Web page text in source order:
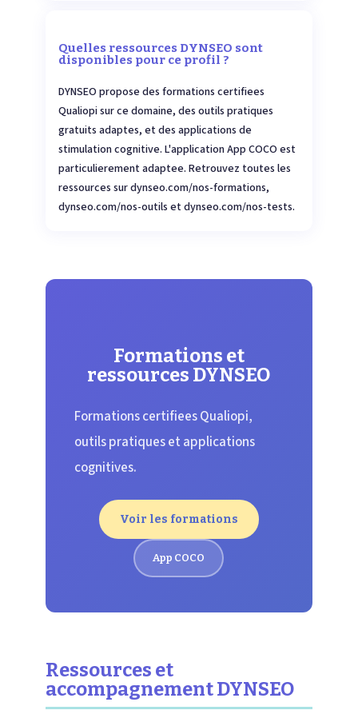
Quelles ressources DYNSEO sont
disponibles pour ce profil ?
DYNSEO propose des formations certifiees
Qualiopi sur ce domaine, des outils pratiques
gratuits adaptes, et des applications de
stimulation cognitive. L'application App COCO est
particulierement adaptee. Retrouvez toutes les
ressources sur dynseo.com/nos-formations,
dynseo.com/nos-outils et dynseo.com/nos-tests.
Formations et
ressources DYNSEO
Formations certifiees Qualiopi,
outils pratiques et applications
cognitives.
Voir les formations
App COCO
Ressources et
accompagnement DYNSEO